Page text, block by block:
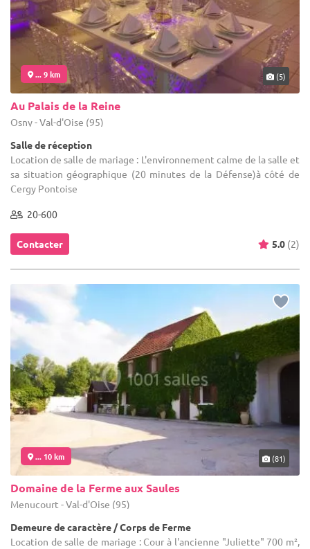
... 9 km (5)
Au Palais de la Reine
Osny - Val-d'Oise (95)
Salle de réception
Location de salle de mariage : L'environnement calme de la salle et
sa situation géographique (20 minutes de la Défense)à côté de
Cergy Pontoise
20-600
Contacter 5.0 (2)
... 10 km (81)
Domaine de la Ferme aux Saules
Menucourt - Val-d'Oise (95)
Demeure de caractère / Corps de Ferme
Location de salle de mariage : Cour à l'ancienne "Juliette" 700 m²,